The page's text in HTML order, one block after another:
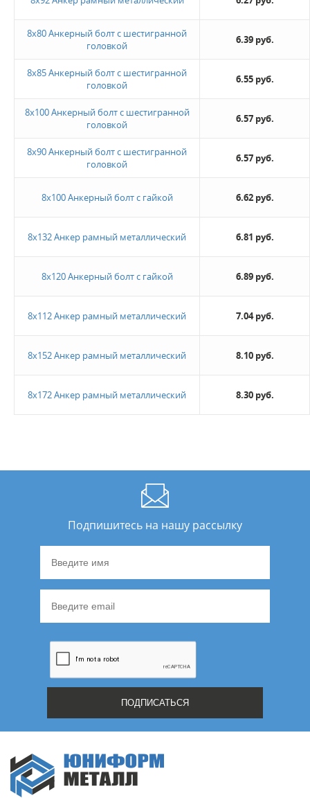
8х80 Анкерный болт с шестигранной
головкой
6.39 руб.
8х85 Анкерный болт с шестигранной
головкой
6.55 руб.
8х100 Анкерный болт с шестигранной
головкой
6.57 руб.
8х90 Анкерный болт с шестигранной
головкой
6.57 руб.
8х100 Анкерный болт с гайкой 6.62 руб.
8х132 Анкер рамный металлический 6.81 руб.
8х120 Анкерный болт с гайкой 6.89 руб.
8х112 Анкер рамный металлический 7.04 руб.
8х152 Анкер рамный металлический 8.10 руб.
8х172 Анкер рамный металлический 8.30 руб.
Подпишитесь на нашу рассылку